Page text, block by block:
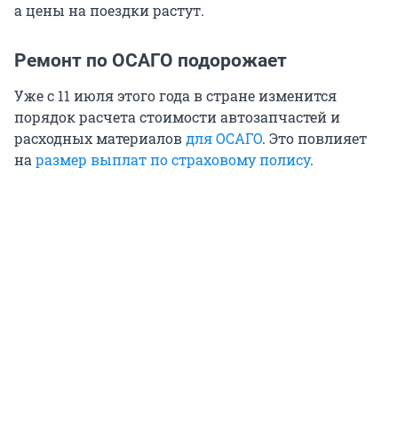
а цены на поездки растут.
Ремонт по ОСАГО подорожает
Уже с 11 июля этого года в стране изменится
порядок расчета стоимости автозапчастей и
расходных материаловдля ОСАГО. Это повлияет
наразмер выплат по страховому полису.